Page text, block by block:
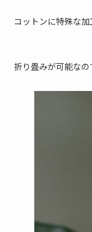
コットンに特殊な
折り畳みが可能な